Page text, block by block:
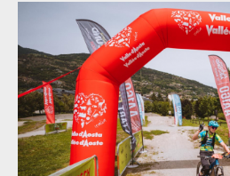
Report: ALLAROUND 2024 - třídenní
7600 metrů z kopce na 160 km
Report: ALLAROUND 2024 - třídenní
7600 metrů z kopce na 160 km